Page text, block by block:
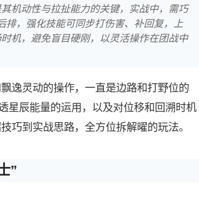
机动性与拉扯能力的关键，实战中，需巧
排，强化技能可同步打伤害、补回复，上
机，避免盲目硬刚，以灵活操作在团战中
逸灵动的操作，一直是边路和打野位的
星辰能量的运用，以及对位移和回溯时机
巧到实战思路，全方位拆解曜的玩法。
”